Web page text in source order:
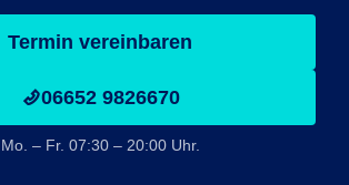
Termin vereinbaren
06652 9826670
Mo. – Fr. 07:30 – 20:00 Uhr.